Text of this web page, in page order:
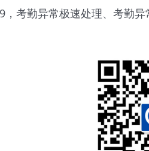
考勤异常极速处理、考勤